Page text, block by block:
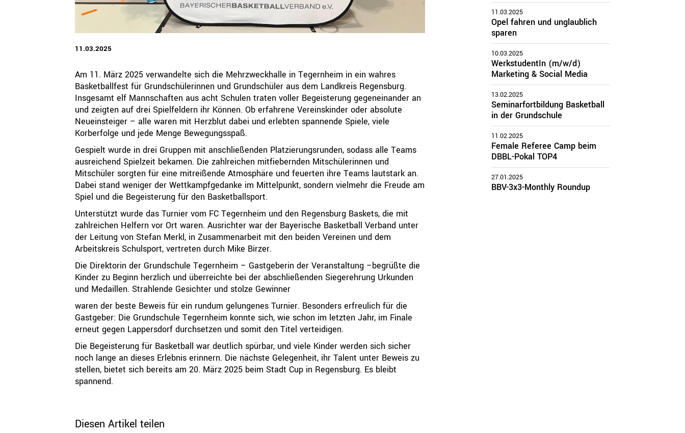
11.03.2025
Am 11. März 2025 verwandelte sich die Mehrzweckhalle in Tegernheim in ein wahres
Basketballfest für Grundschülerinnen und Grundschüler aus dem Landkreis Regensburg.
Insgesamt elf Mannschaften aus acht Schulen traten voller Begeisterung gegeneinander an
und zeigten auf drei Spielfeldern ihr Können. Ob erfahrene Vereinskinder oder absolute
Neueinsteiger – alle waren mit Herzblut dabei und erlebten spannende Spiele, viele
Korberfolge und jede Menge Bewegungsspaß.
Gespielt wurde in drei Gruppen mit anschließenden Platzierungsrunden, sodass alle Teams
ausreichend Spielzeit bekamen. Die zahlreichen mitfiebernden Mitschülerinnen und
Mitschüler sorgten für eine mitreißende Atmosphäre und feuerten ihre Teams lautstark an.
Dabei stand weniger der Wettkampfgedanke im Mittelpunkt, sondern vielmehr die Freude am
Spiel und die Begeisterung für den Basketballsport.
Unterstützt wurde das Turnier vom FC Tegernheim und den Regensburg Baskets, die mit
zahlreichen Helfern vor Ort waren. Ausrichter war der Bayerische Basketball Verband unter
der Leitung von Stefan Merkl, in Zusammenarbeit mit den beiden Vereinen und dem
Arbeitskreis Schulsport, vertreten durch Mike Birzer.
Die Direktorin der Grundschule Tegernheim – Gastgeberin der Veranstaltung –begrüßte die
Kinder zu Beginn herzlich und überreichte bei der abschließenden Siegerehrung Urkunden
und Medaillen. Strahlende Gesichter und stolze Gewinner
waren der beste Beweis für ein rundum gelungenes Turnier. Besonders erfreulich für die
Gastgeber: Die Grundschule Tegernheim konnte sich, wie schon im letzten Jahr, im Finale
erneut gegen Lappersdorf durchsetzen und somit den Titel verteidigen.
Die Begeisterung für Basketball war deutlich spürbar, und viele Kinder werden sich sicher
noch lange an dieses Erlebnis erinnern. Die nächste Gelegenheit, ihr Talent unter Beweis zu
stellen, bietet sich bereits am 20. März 2025 beim Stadt Cup in Regensburg. Es bleibt
spannend.
Diesen Artikel teilen
11.03.2025
Opel fahren und unglaublich
sparen
10.03.2025
WerkstudentIn (m/w/d)
Marketing & Social Media
13.02.2025
Seminarfortbildung Basketball
in der Grundschule
11.02.2025
Female Referee Camp beim
DBBL-Pokal TOP4
27.01.2025
BBV-3x3-Monthly Roundup
Bayerischer Basketball Verband e. V.
Georg-Brauchle-Ring 93
KONTAKT AUFNEHMEN
Jugend
Leistungssport
Rechtskammer
Oberbayern
Schwaben
Mittelfranken
Oberfranken
Unterfranken